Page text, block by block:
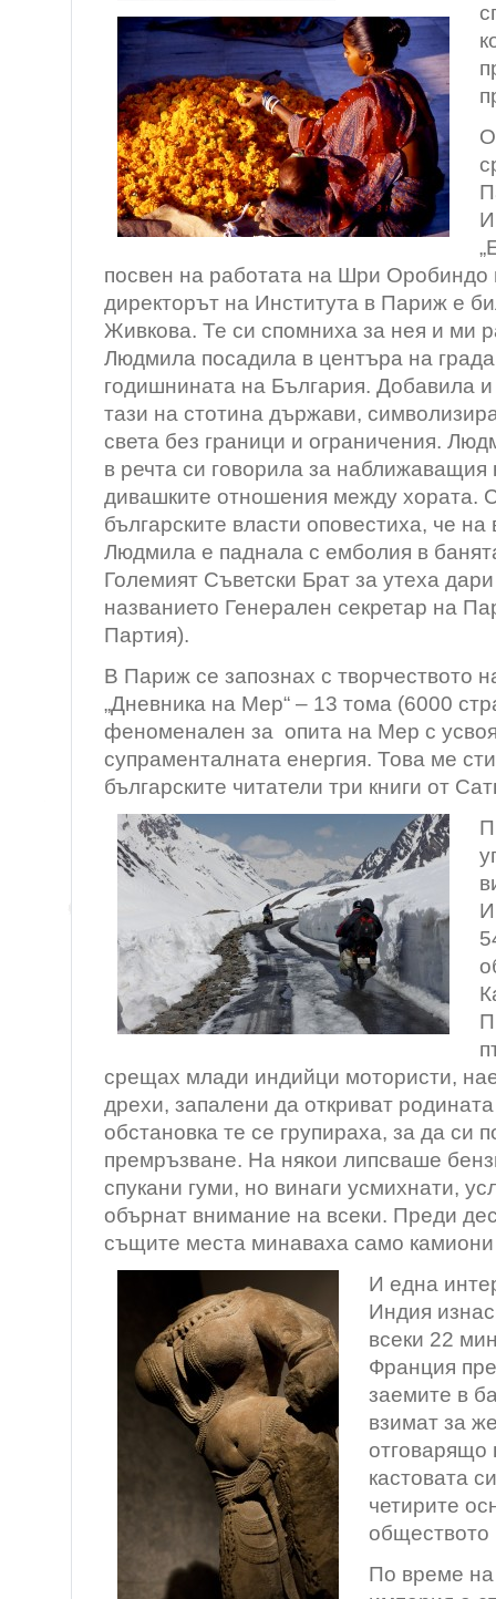
посвен на работата на Шри Оробиндо
директорът на Института в Париж е
Живкова. Те си спомниха за нея и ми
Людмила посадила в центъра на
годишнината на България. Добавила и
тази на стотина държави,
света без граници и ограничения.
в речта си говорила за наближаващия
дивашките отношения между хората.
българските власти оповестиха, че
Людмила е паднала с емболия в
Големият Съветски Брат за утеха
названието Генерален секретар на
Партия).
В Париж се запознах с творчеството
„Дневника на Мер“ – 13 тома (6000
феноменален за опита на Мер с
супраменталната енергия. Това ме
българските читатели три книги от
срещах млади индийци мотористи,
дрехи, запалени да откриват
обстановка те се групираха, за да си
премръзване. На някои липсваше
спукани гуми, но винаги усмихнати,
обърнат внимание на всеки. Преди
същите места минаваха само
И една
Индия
всеки 22
Франция
заемите в
взимат за
отговарящо
кастовата
четирите
обществото
По време